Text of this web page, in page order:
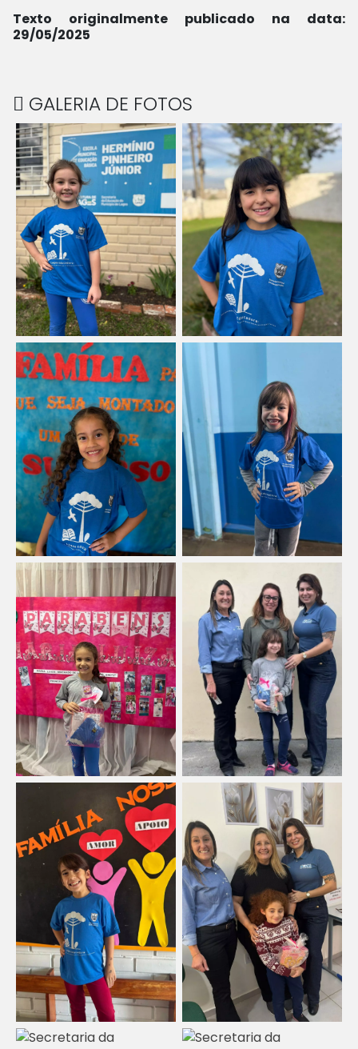
Texto originalmente publicado na data:
29/05/2025
GALERIA DE FOTOS